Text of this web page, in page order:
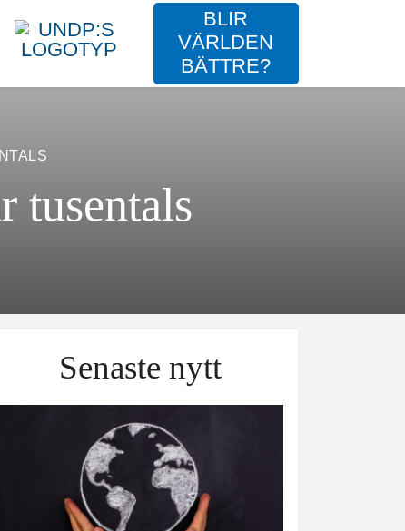
BLIR
VÄRLDEN
BÄTTRE?
tusentals
Senaste nytt